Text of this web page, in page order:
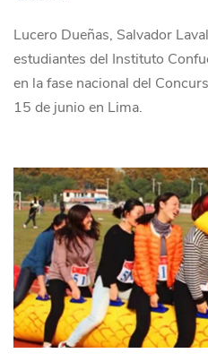
Lucero Dueñas, Salvador
estudiantes del Instituto
en la fase nacional del
15 de junio en Lima.